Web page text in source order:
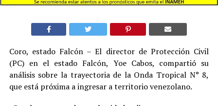
Coro, estado Falcón – El director de Protección Civil
(PC) en el estado Falcón, Yoe Cabos, compartió su
análisis sobre la trayectoria de la Onda Tropical N° 8,
que está próxima a ingresar a territorio venezolano.